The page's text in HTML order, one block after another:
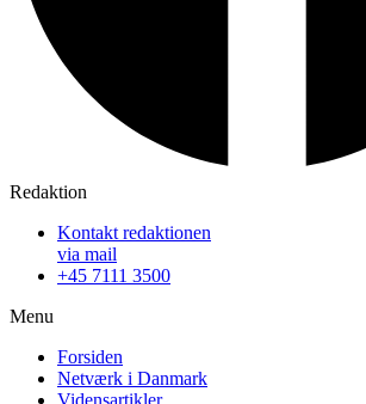
Redaktion
Kontakt redaktionen
via mail
+45 7111 3500
Menu
Forsiden
Netværk i Danmark
Vidensartikler